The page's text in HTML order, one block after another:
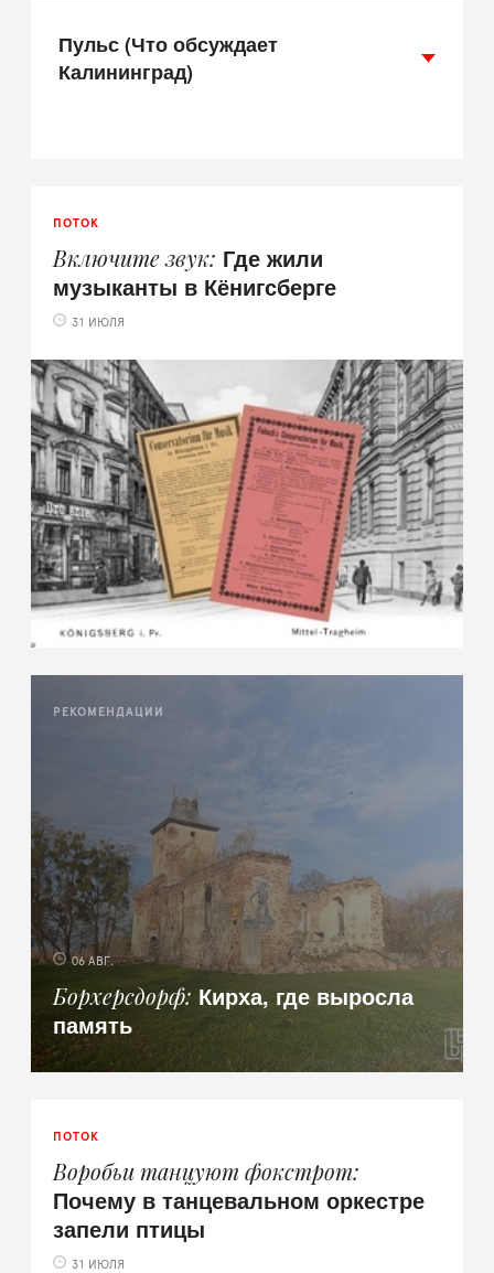
ПОТОК
Включите звук Где жили
музыканты в Кёнигсберге
31 ИЮЛЯ
РЕКОМЕНДАЦИИ
06 АВГ.
Борхерсдорф Кирха, где выросла
память
ПОТОК
Воробьи танцуют фокстрот
Почему в танцевальном оркестре
запели птицы
31 ИЮЛЯ
Пульс (Что обсуждает
Калининград)